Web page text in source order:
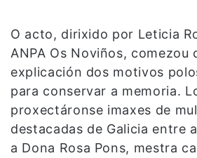
O acto, dirixido por Leticia
ANPA Os Noviños, comezou
explicación dos motivos
para conservar a memoria.
proxectáronse imaxes de
destacadas de Galicia entre
a Dona Rosa Pons, mestra